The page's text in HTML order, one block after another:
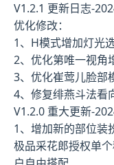
V1.2.1 更新日志-
优化修改：
1、H模式增加灯光
2、优化第唯一视角
3、优化崔莺儿脸部
4、修复绯燕斗法看
V1.2.0 重大更新-
1、增加新的部位装
极品采花郎授权单